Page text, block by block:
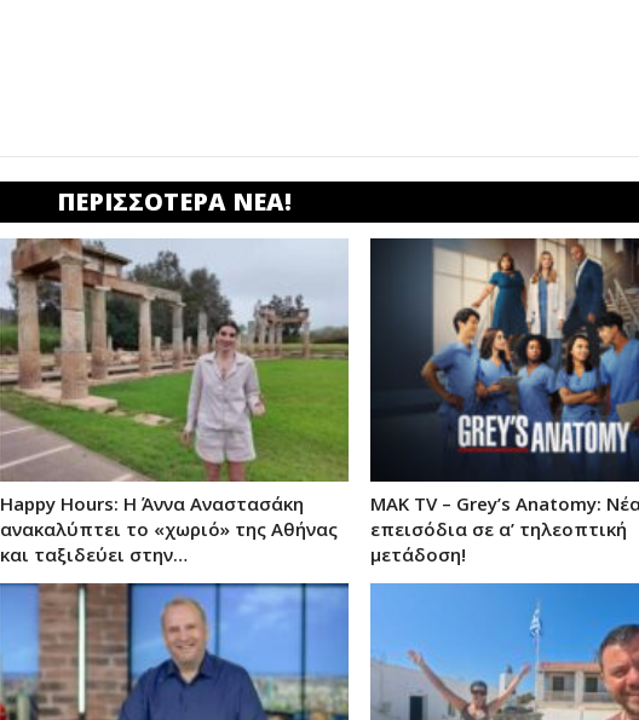
ΠΕΡΙΣΣΟΤΕΡΑ ΝΕΑ!
Happy Hours: Η Άννα Αναστασάκη
ανακαλύπτει το «χωριό» της Αθήνας
και ταξιδεύει στην…
MAK TV – Grey’s Anatomy:
επεισόδια σε α’ τηλεοπτική
μετάδοση!